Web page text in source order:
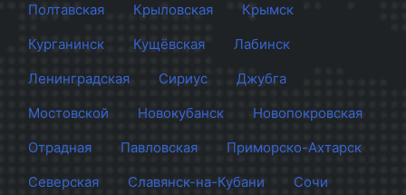
Полтавская
Крыловская
Крымск
Курганинск
Кущёвская
Лабинск
Ленинградская
Сириус
Джубга
Мостовской
Новокубанск
Новопокровская
Отрадная
Павловская
Приморско-Ахтарск
Северская
Славянск-на-Кубани
Сочи